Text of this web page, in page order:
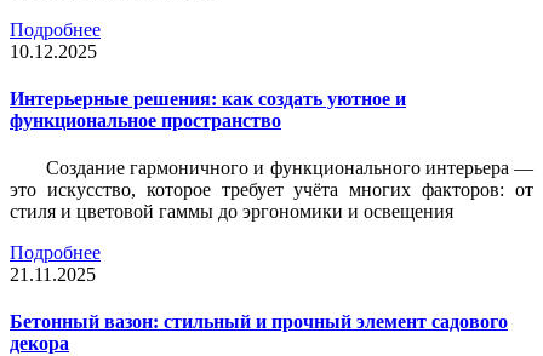
Подробнее
10.12.2025
Интерьерные решения: как создать уютное и
функциональное пространство
Создание гармоничного и функционального интерьера —
это искусство, которое требует учёта многих факторов: от
стиля и цветовой гаммы до эргономики и освещения
Подробнее
21.11.2025
Бетонный вазон: стильный и прочный элемент садового
декора